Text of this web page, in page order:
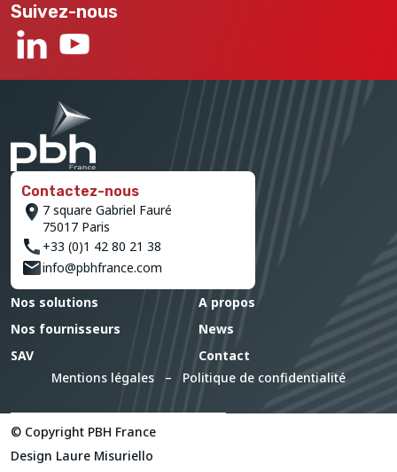
Suivez-nous
Contactez-nous
7 square Gabriel Fauré
75017 Paris
+33 (0)1 42 80 21 38
info@pbhfrance.com
Nos solutions
Nos fournisseurs
SAV
A propos
News
Contact
Mentions légales – Politique de confidentialité
© Copyright PBH France
Design Laure Misuriello